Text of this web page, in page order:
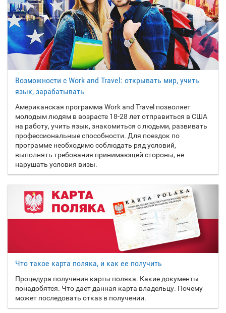
Возможности с Work and Travel: открывать мир, учить
язык, зарабатывать
Американская программа Work and Travel позволяет
молодым людям в возрасте 18-28 лет отправиться в США
на работу, учить язык, знакомиться с людьми, развивать
профессиональные способности. Для поездок по
программе необходимо соблюдать ряд условий,
выполнять требования принимающей стороны, не
нарушать условия визы.
Что такое карта поляка, и как ее получить
Процедура получения карты поляка. Какие документы
понадобятся. Что дает данная карта владельцу. Почему
может последовать отказ в получении.